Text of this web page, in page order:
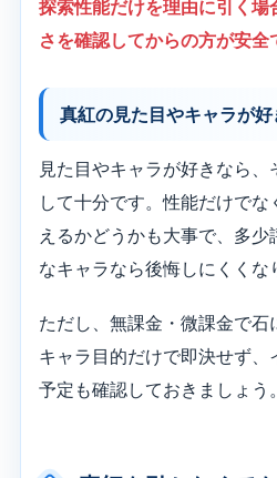
探索性能だけを理由に引く場
さを確認してからの方が安全
真紅の見た目やキャラが好
見た目やキャラが好きなら、
して十分です。性能だけで
えるかどうかも大事で、多少
なキャラなら後悔しにくくな
ただし、無課金・微課金で石
キャラ目的だけで即決せず、
予定も確認しておきましょう。